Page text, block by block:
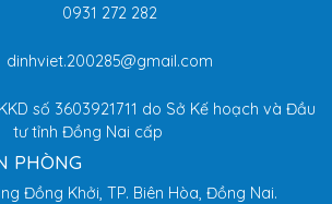
0931 272 282
dinhviet.200285@gmail.com
số 3603921711 do Sở Kế hoạch và Đầu
tư tỉnh Đồng Nai cấp
PHÒNG
Đồng Khởi, TP. Biên Hòa, Đồng Nai.